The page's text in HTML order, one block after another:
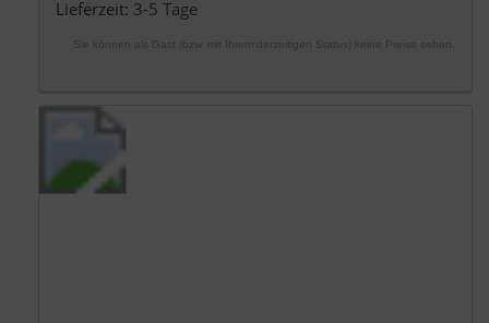
Lieferzeit: 3-5 Tage
Sie können als Gast (bzw. mit Ihrem derzeitigen Status) keine Preise sehen.